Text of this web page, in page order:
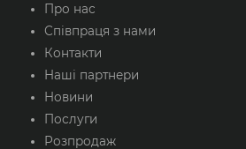
Про нас
Співпраця з нами
Контакти
Наші партнери
Новини
Послуги
Розпродаж